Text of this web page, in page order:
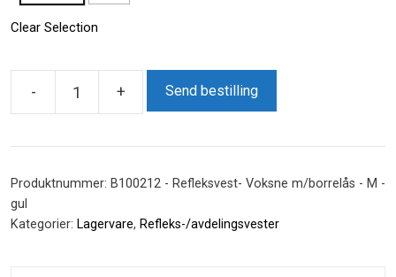
Clear Selection
-
m/borrelås
antall
+ Send bestilling
Produktnummer: B100212 - Refleksvest- Voksne m/borrelås - M -
gul
Kategorier: Lagervare, Refleks-/avdelingsvester